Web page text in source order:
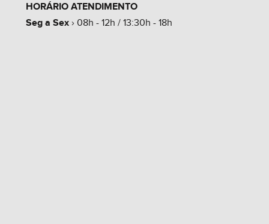
HORÁRIO ATENDIMENTO
Seg a Sex› 08h - 12h / 13:30h - 18h